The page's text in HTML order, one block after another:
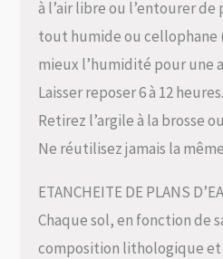
à l’air libre ou l’entourer
tout humide ou cellophane
mieux l’humidité pour une
Laisser reposer 6 à 12 heures.
Retirez l’argile à la brosse
Ne réutilisez jamais la
ETANCHEITE DE PLANS
Chaque sol, en fonction de
composition lithologique